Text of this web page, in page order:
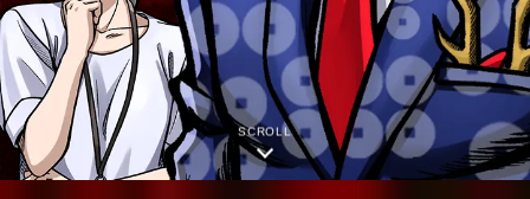
SCROLL